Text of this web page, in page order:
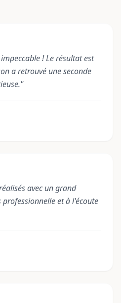
! Le résultat est
a retrouvé une seconde
"
avec un grand
et à l'écoute